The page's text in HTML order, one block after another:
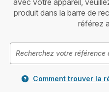
avec votre appareil,
produit dans la barre de
référez
Comment trouver la